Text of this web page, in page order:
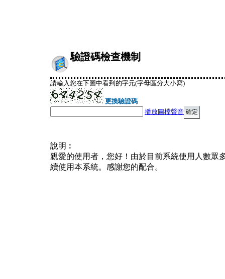
驗證碼檢查機制
請輸入您在下圖中看到的字元(字母區分大小寫)
更換驗證碼
播放圖檔聲音
說明︰
親愛的使用者，您好！由於目前系統使用人數眾
續使用本系統。感謝您的配合。